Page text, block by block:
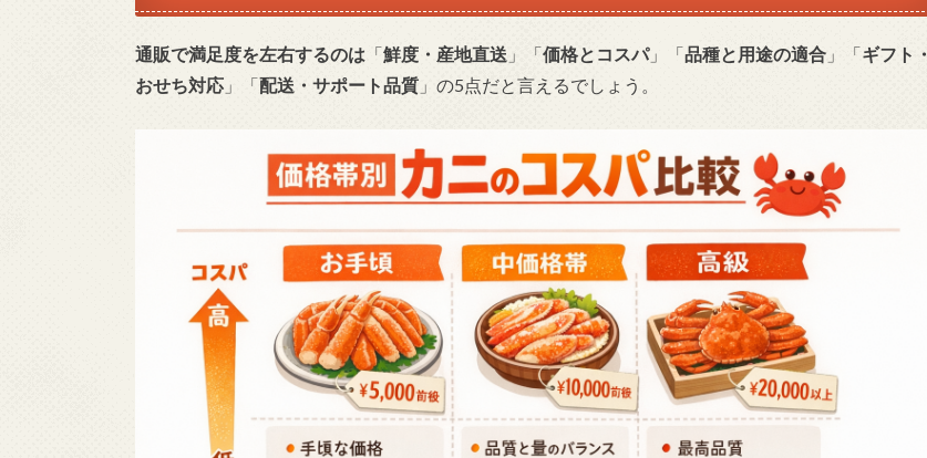
通販で満足度を左右するのは 「鮮度・産地直送 」「価格とコスパ」「品種と用途の適合 」「ギフト・
おせち対応 」「配送・サポート品質 」の5点だと言えるでしょう。